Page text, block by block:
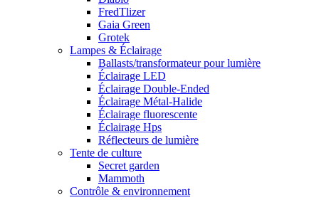
FredTlizer
Gaia Green
Grotek
Lampes & Éclairage
Ballasts/transformateur pour lumière
Éclairage LED
Éclairage Double-Ended
Éclairage Métal-Halide
Éclairage fluorescente
Éclairage Hps
Réflecteurs de lumière
Tente de culture
Secret garden
Mammoth
Contrôle & environnement